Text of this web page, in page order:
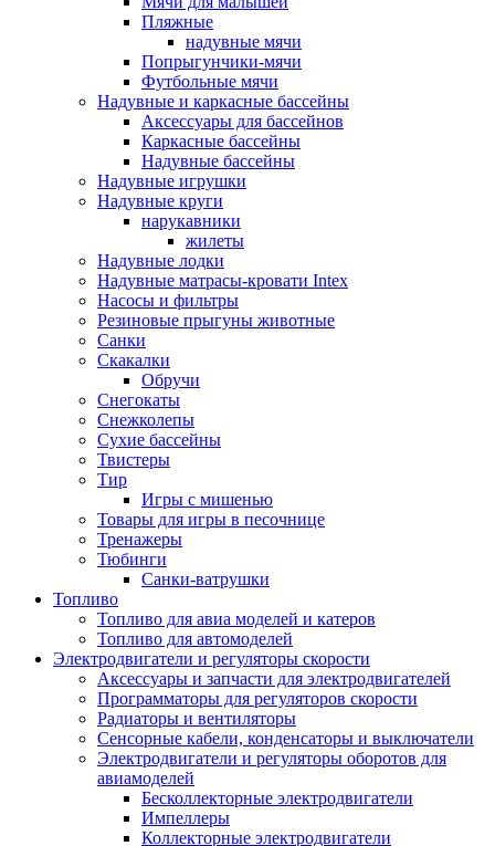
Пляжные
надувные мячи
Попрыгунчики-мячи
Футбольные мячи
Надувные и каркасные бассейны
Аксессуары для бассейнов
Каркасные бассейны
Надувные бассейны
Надувные игрушки
Надувные круги
нарукавники
жилеты
Надувные лодки
Надувные матрасы-кровати Intex
Насосы и фильтры
Резиновые прыгуны животные
Санки
Скакалки
Обручи
Снегокаты
Снежколепы
Сухие бассейны
Твистеры
Тир
Игры с мишенью
Товары для игры в песочнице
Тренажеры
Тюбинги
Санки-ватрушки
Топливо
Топливо для авиа моделей и катеров
Топливо для автомоделей
Электродвигатели и регуляторы скорости
Аксессуары и запчасти для электродвигателей
Программаторы для регуляторов скорости
Радиаторы и вентиляторы
Сенсорные кабели, конденсаторы и выключатели
Электродвигатели и регуляторы оборотов для
авиамоделей
Бесколлекторные электродвигатели
Импеллеры
Коллекторные электродвигатели